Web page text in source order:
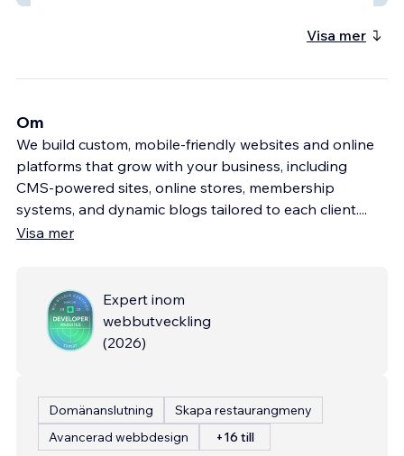
Visa mer
Om
We build custom, mobile-friendly websites and online
platforms that grow with your business, including
CMS-powered sites, online stores, membership
systems, and dynamic blogs tailored to each client....
Visa mer
Expert inom
webbutveckling
(2026)
Domänanslutning
Skapa restaurangmeny
Avancerad webbdesign
+16 till